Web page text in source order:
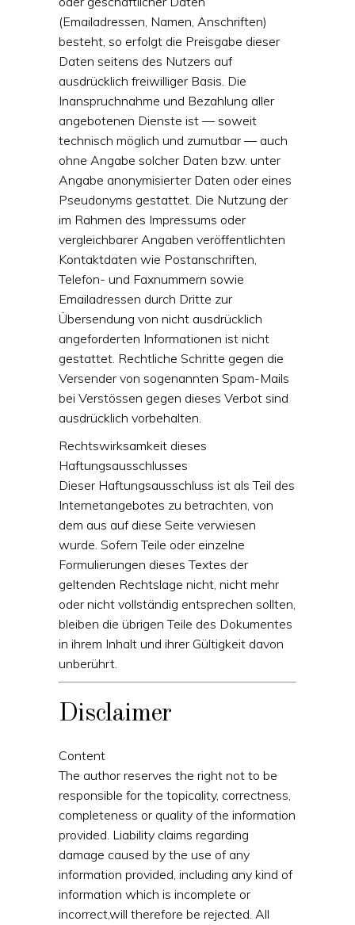
(Emailadressen, Namen, Anschriften)
besteht, so erfolgt die Preisgabe dieser
Daten seitens des Nutzers auf
ausdrücklich freiwilliger Basis. Die
Inanspruchnahme und Bezahlung aller
angebotenen Dienste ist — soweit
technisch möglich und zumutbar — auch
ohne Angabe solcher Daten bzw. unter
Angabe anonymisierter Daten oder eines
Pseudonyms gestattet. Die Nutzung der
im Rahmen des Impressums oder
vergleichbarer Angaben veröffentlichten
Kontaktdaten wie Postanschriften,
Telefon- und Faxnummern sowie
Emailadressen durch Dritte zur
Übersendung von nicht ausdrücklich
angeforderten Informationen ist nicht
gestattet. Rechtliche Schritte gegen die
Versender von sogenannten Spam-Mails
bei Verstössen gegen dieses Verbot sind
ausdrücklich vorbehalten.
Rechtswirksamkeit dieses
Haftungsausschlusses
Dieser Haftungsausschluss ist als Teil des
Internetangebotes zu betrachten, von
dem aus auf diese Seite verwiesen
wurde. Sofern Teile oder einzelne
Formulierungen dieses Textes der
geltenden Rechtslage nicht, nicht mehr
oder nicht vollständig entsprechen sollten,
bleiben die übrigen Teile des Dokumentes
in ihrem Inhalt und ihrer Gültigkeit davon
unberührt.
Disclaimer
Content
The author reserves the right not to be
responsible for the topicality, correctness,
completeness or quality of the information
provided. Liability claims regarding
damage caused by the use of any
information provided, including any kind of
information which is incomplete or
incorrect,will therefore be rejected. All